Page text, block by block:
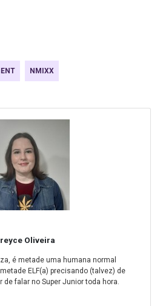
NMIXX
Oliveira
é metade uma humana normal
ELF(a) precisando (talvez) de
de falar no Super Junior toda hora.